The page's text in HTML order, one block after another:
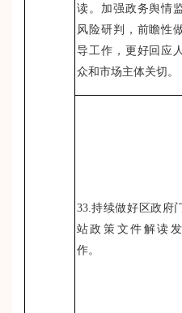
读。加强政务舆情
风险研判，前瞻性
导工作，更好回应
众和市场主体关切。
33.持续做好区政府
站政策文件解读
作。